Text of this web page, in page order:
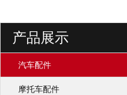
产品展示
汽车配件
摩托车配件